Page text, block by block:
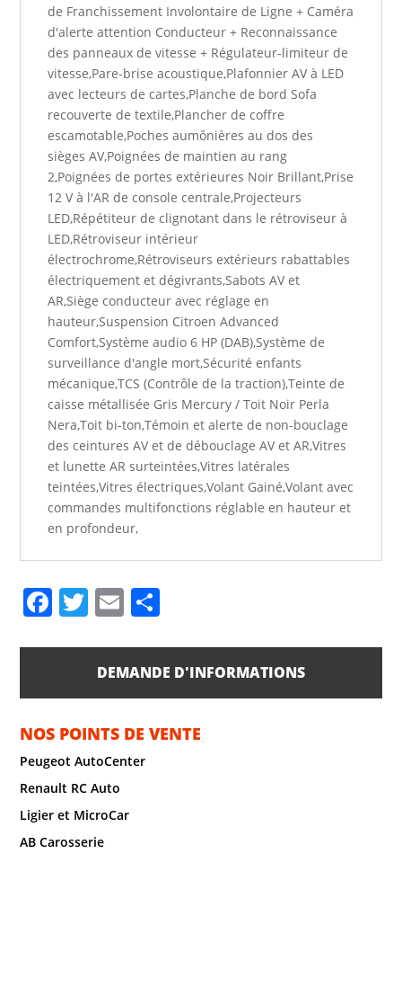
de Franchissement Involontaire de Ligne + Caméra
d'alerte attention Conducteur + Reconnaissance
des panneaux de vitesse + Régulateur-limiteur de
vitesse,Pare-brise acoustique,Plafonnier AV à LED
avec lecteurs de cartes,Planche de bord Sofa
recouverte de textile,Plancher de coffre
escamotable,Poches aumônières au dos des
sièges AV,Poignées de maintien au rang
2,Poignées de portes extérieures Noir Brillant,Prise
12 V à l'AR de console centrale,Projecteurs
LED,Répétiteur de clignotant dans le rétroviseur à
LED,Rétroviseur intérieur
électrochrome,Rétroviseurs extérieurs rabattables
électriquement et dégivrants,Sabots AV et
AR,Siège conducteur avec réglage en
hauteur,Suspension Citroen Advanced
Comfort,Système audio 6 HP (DAB),Système de
surveillance d'angle mort,Sécurité enfants
mécanique,TCS (Contrôle de la traction),Teinte de
caisse métallisée Gris Mercury / Toit Noir Perla
Nera,Toit bi-ton,Témoin et alerte de non-bouclage
des ceintures AV et de débouclage AV et AR,Vitres
et lunette AR surteintées,Vitres latérales
teintées,Vitres électriques,Volant Gainé,Volant avec
commandes multifonctions réglable en hauteur et
en profondeur,
F
c
e
o
o
k
T
itt
er
E
ai
l
ta
g
DEMANDE D'INFORMATIONS
NOS POINTS DE VENTE
Peugeot AutoCenter
Renault RC Auto
Ligier et MicroCar
AB Carosserie